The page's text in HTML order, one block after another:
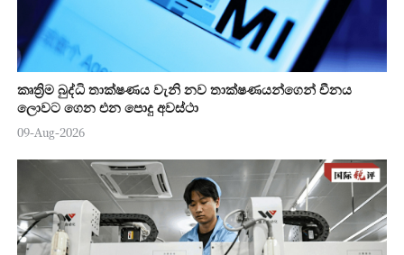
කෘත්‍රිම බුද්ධි තාක්ෂණය වැනි නව තාක්ෂණයන්ගෙන් චීනය
ලොවට ගෙන එන පොදු අවස්ථා
09-Aug-2026